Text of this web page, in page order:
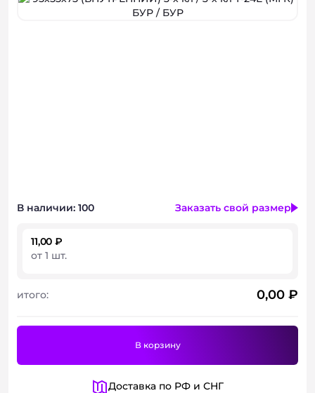
В наличии: 100 Заказать свой размер
11,00 ₽
от 1 шт.
итого: 0,00 ₽
В корзину
Доставка по РФ и СНГ